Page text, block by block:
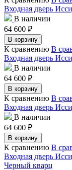
Входная дверь
В наличии
64 600 ₽
В корзину
К сравнению В
Входная дверь
В наличии
64 600 ₽
В корзину
К сравнению В
Входная дверь
В наличии
64 600 ₽
В корзину
К сравнению В
Входная дверь
Черный кварц